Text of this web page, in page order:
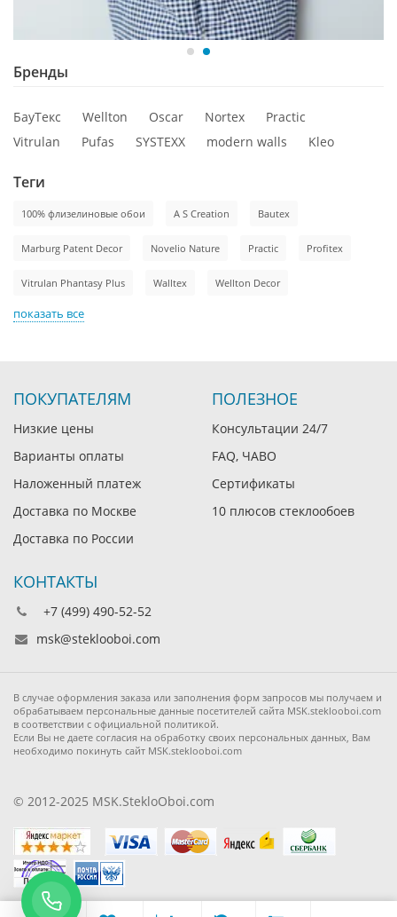
Бренды
БауТекс Wellton Oscar Nortex
Practic
Vitrulan
Pufas SYSTEXX modern walls Kleo
Теги
100% флизелиновые обои A S Creation Bautex
Marburg Patent Decor Novelio Nature Practic Profitex
Vitrulan Phantasy Plus Walltex Wellton Decor
показать все
ПОКУПАТЕЛЯМ
Низкие цены
Варианты оплаты
Наложенный платеж
Доставка по Москве
Доставка по России
ПОЛЕЗНОЕ
Консультации 24/7
FAQ, ЧАВО
Сертификаты
10 плюсов стеклообоев
КОНТАКТЫ
+7 (499) 490-52-52
msk@steklooboi.com
В случае оформления заказа или заполнения форм запросов мы получаем и
обрабатываем персональные данные посетителей сайта MSK.steklooboi.com
в соответствии с официальной политикой.
Если Вы не даете согласия на обработку своих персональных данных, Вам
необходимо покинуть сайт MSK.steklooboi.com
© 2012-2025 MSK.StekloOboi.com